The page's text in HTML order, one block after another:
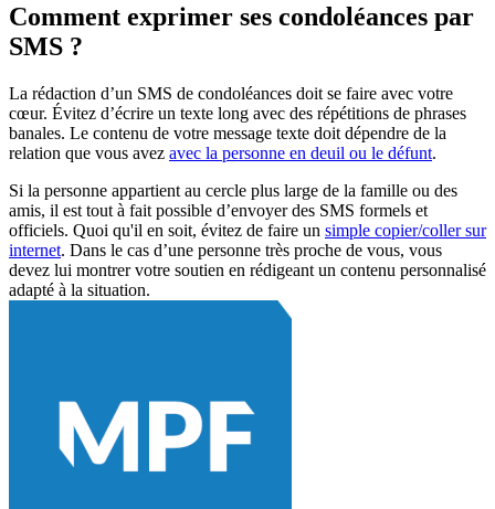
Comment exprimer ses condoléances par
SMS ?
La rédaction d’un SMS de condoléances doit se faire avec votre
cœur. Évitez d’écrire un texte long avec des répétitions de phrases
banales. Le contenu de votre message texte doit dépendre de la
relation que vous avez avec la personne en deuil ou le défunt.
Si la personne appartient au cercle plus large de la famille ou des
amis, il est tout à fait possible d’envoyer des SMS formels et
officiels. Quoi qu'il en soit, évitez de faire un simple copier/coller sur
internet. Dans le cas d’une personne très proche de vous, vous
devez lui montrer votre soutien en rédigeant un contenu personnalisé
adapté à la situation.